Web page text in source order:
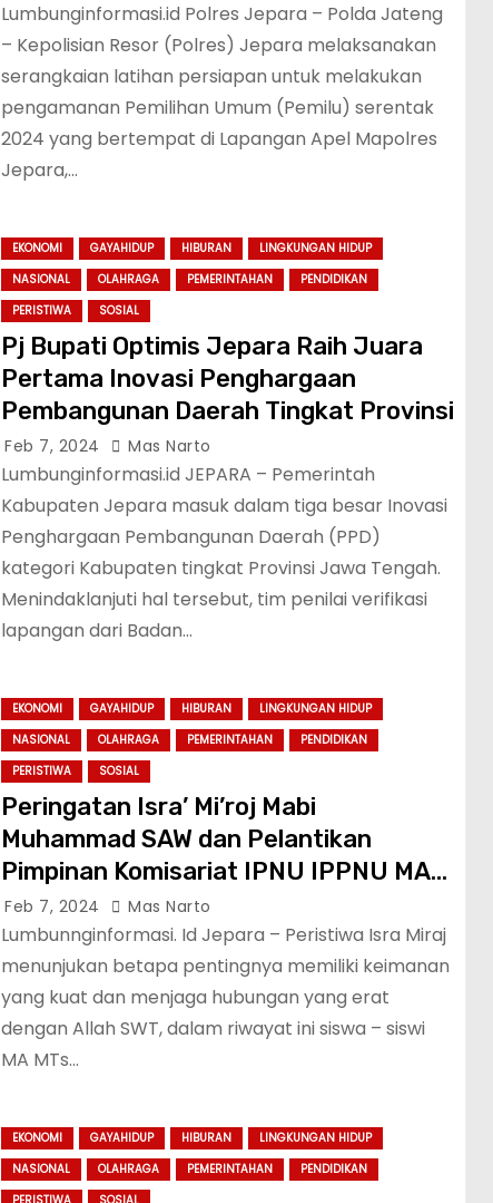
Lumbunginformasi.id Polres Jepara – Polda Jateng
– Kepolisian Resor (Polres) Jepara melaksanakan
serangkaian latihan persiapan untuk melakukan
pengamanan Pemilihan Umum (Pemilu) serentak
2024 yang bertempat di Lapangan Apel Mapolres
Jepara,…
EKONOMI GAYAHIDUP HIBURAN
LINGKUNGAN HIDUP
NASIONAL
OLAHRAGA PEMERINTAHAN
PENDIDIKAN
PERISTIWA
SOSIAL
Pj Bupati Optimis Jepara Raih Juara
Pertama Inovasi Penghargaan
Pembangunan Daerah Tingkat Provinsi
Feb 7, 2024 Mas Narto
Lumbunginformasi.id JEPARA – Pemerintah
Kabupaten Jepara masuk dalam tiga besar Inovasi
Penghargaan Pembangunan Daerah (PPD)
kategori Kabupaten tingkat Provinsi Jawa Tengah.
Menindaklanjuti hal tersebut, tim penilai verifikasi
lapangan dari Badan…
EKONOMI GAYAHIDUP HIBURAN
LINGKUNGAN HIDUP
NASIONAL
OLAHRAGA PEMERINTAHAN
PENDIDIKAN
PERISTIWA
SOSIAL
Peringatan Isra’ Mi’roj Mabi
Muhammad SAW dan Pelantikan
Pimpinan Komisariat IPNU IPPNU MA
MTs Al Faizin Desa Guyangan
Feb 7, 2024 Mas Narto
Lumbunnginformasi. Id Jepara – Peristiwa Isra Miraj
menunjukan betapa pentingnya memiliki keimanan
yang kuat dan menjaga hubungan yang erat
dengan Allah SWT, dalam riwayat ini siswa – siswi
MA MTs…
EKONOMI GAYAHIDUP HIBURAN
LINGKUNGAN HIDUP
NASIONAL
OLAHRAGA PEMERINTAHAN
PENDIDIKAN